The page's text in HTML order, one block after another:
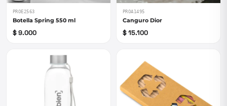
PROE2563
Botella Spring 550 ml
$ 9.000
PROA1495
Canguro Dior
$ 15.100